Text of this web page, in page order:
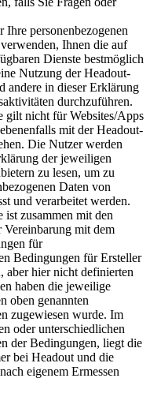
Ihre personenbezogenen
Ihnen die auf
Dienste bestmöglich
Nutzung der Headout-
andere in dieser Erklärung
durchzuführen.
gilt nicht für Websites/Apps
mit der Headout-
Die Nutzer werden
der jeweiligen
zu lesen, um zu
Daten von
und verarbeitet werden.
zusammen mit den
Vereinbarung mit dem
für
Bedingungen für Ersteller
aber hier nicht definierten
haben die jeweilige
oben genannten
zugewiesen wurde. Im
oder unterschiedlichen
der Bedingungen, liegt die
bei Headout und die
eigenem Ermessen